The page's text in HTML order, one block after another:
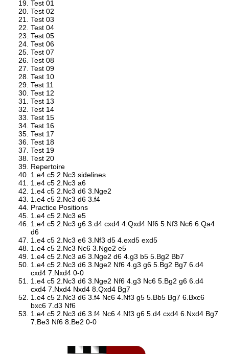
Test 01
Test 02
Test 03
Test 04
Test 05
Test 06
Test 07
Test 08
Test 09
Test 10
Test 11
Test 12
Test 13
Test 14
Test 15
Test 16
Test 17
Test 18
Test 19
Test 20
Repertoire
1.e4 c5 2.Nc3 sidelines
1.e4 c5 2.Nc3 a6
1.e4 c5 2.Nc3 d6 3.Nge2
1.e4 c5 2.Nc3 d6 3.f4
Practice Positions
1.e4 c5 2.Nc3 e5
1.e4 c5 2.Nc3 g6 3.d4 cxd4 4.Qxd4 Nf6 5.Nf3 Nc6 6.Qa4
d6
1.e4 c5 2.Nc3 e6 3.Nf3 d5 4.exd5 exd5
1.e4 c5 2.Nc3 Nc6 3.Nge2 e5
1.e4 c5 2.Nc3 a6 3.Nge2 d6 4.g3 b5 5.Bg2 Bb7
1.e4 c5 2.Nc3 d6 3.Nge2 Nf6 4.g3 g6 5.Bg2 Bg7 6.d4
cxd4 7.Nxd4 0-0
1.e4 c5 2.Nc3 d6 3.Nge2 Nf6 4.g3 Nc6 5.Bg2 g6 6.d4
cxd4 7.Nxd4 Nxd4 8.Qxd4 Bg7
1.e4 c5 2.Nc3 d6 3.f4 Nc6 4.Nf3 g5 5.Bb5 Bg7 6.Bxc6
bxc6 7.d3 Nf6
1.e4 c5 2.Nc3 d6 3.f4 Nc6 4.Nf3 g6 5.d4 cxd4 6.Nxd4 Bg7
7.Be3 Nf6 8.Be2 0-0